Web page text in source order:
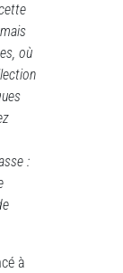
où
:
à